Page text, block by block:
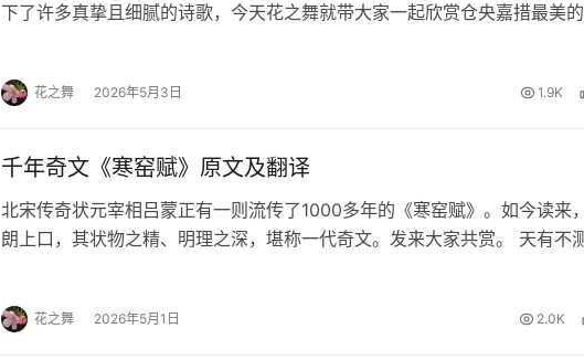
下了许多真挚且细腻的诗歌，今天花之舞就带大家一起欣赏仓央嘉措最美
花之舞 2026年5月3日 1.9K
千年奇文《寒窑赋》原文及翻译
北宋传奇状元宰相吕蒙正有一则流传了1000多年的《寒窑赋》。如今读来
朗上口，其状物之精、明理之深，堪称一代奇文。发来大家共赏。 天有不
花之舞 2026年5月1日 2.0K